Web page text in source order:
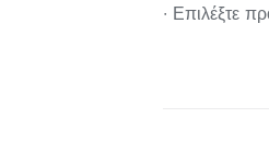
∙ Επιλέξτε